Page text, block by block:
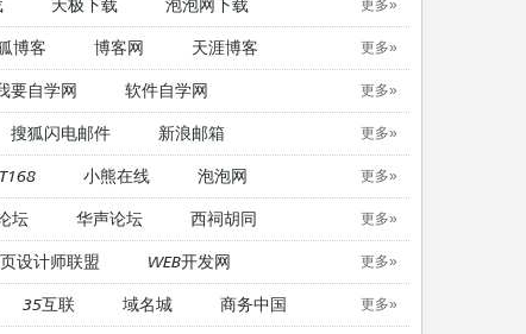
更多»
博客 博客网 天涯博客 更多»
要自学网 软件自学网 更多»
搜狐闪电邮件 新浪邮箱 更多»
小熊在线 泡泡网 更多»
坛 华声论坛 西祠胡同 更多»
设计师联盟 WEB开发网 更多»
35互联 域名城 商务中国 更多»